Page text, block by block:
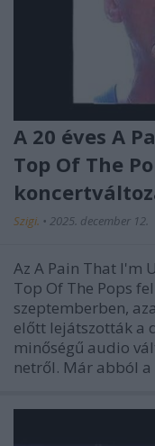
A 20 éves A
Top Of The
Szigi. • 2025. december 12.
Az A Pain That I'm
Top Of The Pops
szeptemberben,
előtt lejátszották a
minőségű audio
netről. Már abból